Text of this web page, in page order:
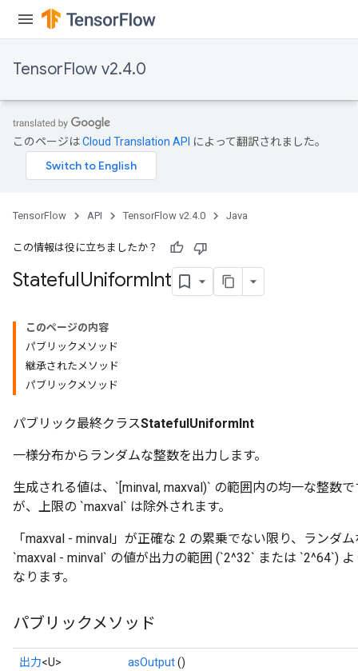
TensorFlow v2.4.0
このページはCloud Translation API によって翻訳されました。
TensorFlow API TensorFlow v2.4.0 Java
この情報は役に立ちましたか？
StatefulUniformInt
このページの内容
パブリックメソッド
継承されたメソッド
パブリックメソッド
パブリック最終クラスStatefulUniformInt
一様分布からランダムな整数を出力します。
生成される値は、`[minval, maxval)` の範囲内の均一な整数
が、上限の `maxval` は除外されます。
「maxval - minval」が正確な 2 の累乗でない限り、ランダ
`maxval - minval` の値が出力の範囲 (`2^32` または `2^64`)
なります。
パブリックメソッド
出力<U> asOutput()